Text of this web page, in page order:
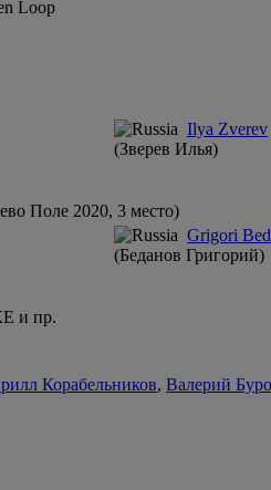
Loop
Ilya Zverev
(Зверев Илья)
Поле 2020, 3 место)
Grigori
(Беданов Григорий)
и пр.
Корабельников, Валерий